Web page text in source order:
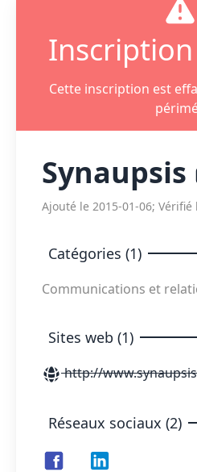
Cette inscription est
Synaupsis
Ajouté le 2015-01-06; Vérifié
Catégories (1)
Communications et
Sites web (1)
http://
Réseaux sociaux (2)